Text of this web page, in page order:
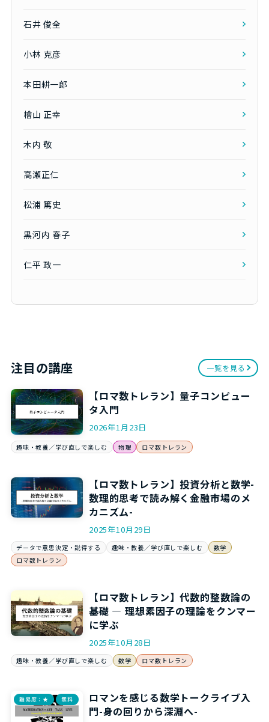
石井 俊全
小林 克彦
本田耕一郎
檜山 正幸
木内 敬
高瀬正仁
松浦 篤史
黒河内 春子
仁平 政一
注目の講座 一覧を見る
【ロマ数トレラン】量子コンピュー
タ入門
2026年1月23日
趣味・教養／学び直しで楽しむ 物理 ロマ数トレラン
【ロマ数トレラン】投資分析と数学-
数理的思考で読み解く金融市場のメ
カニズム-
2025年10月29日
データで意思決定・説得する 趣味・教養／学び直しで楽しむ
数学
ロマ数トレラン
【ロマ数トレラン】代数的整数論の
基礎 ― 理想素因子の理論をクンマー
に学ぶ
2025年10月28日
趣味・教養／学び直しで楽しむ 数学 ロマ数トレラン
難易度：★ 無料
ロマンを感じる数学トークライブ入
門-身の回りから深淵へ-